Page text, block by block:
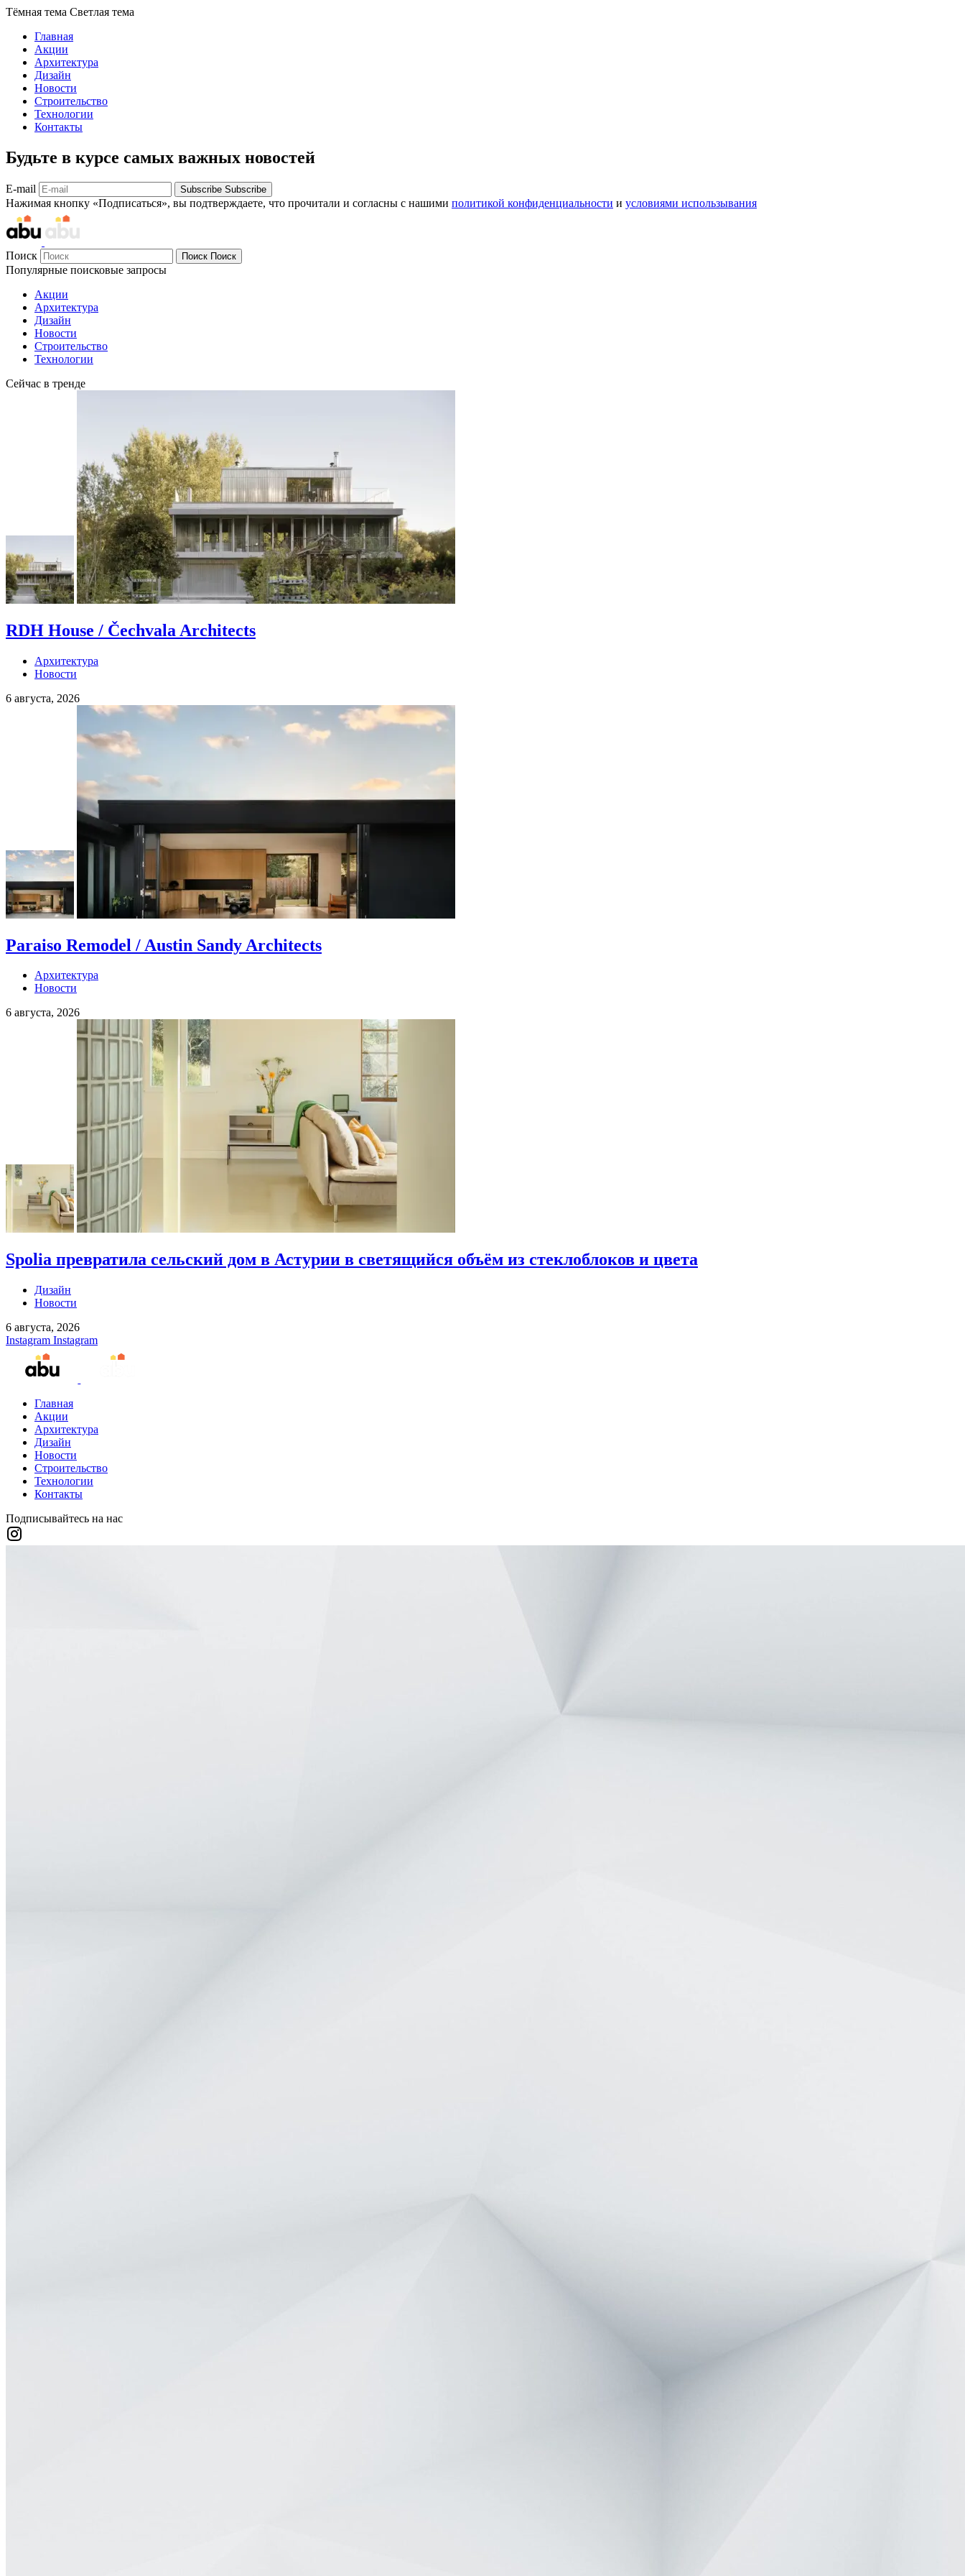
Тёмная тема Светлая тема
Главная
Акции
Архитектура
Дизайн
Новости
Строительство
Технологии
Контакты
Будьте в курсе самых важных новостей
E-mail Subscribe Subscribe
Нажимая кнопку «Подписаться», вы подтверждаете, что прочитали и согласны с нашими политикой конфиденциальности и условиями использывания
Поиск Поиск Поиск
Популярные поисковые запросы
Акции
Архитектура
Дизайн
Новости
Строительство
Технологии
Сейчас в тренде
RDH House / Čechvala Architects
Архитектура
Новости
6 августа, 2026
Paraiso Remodel / Austin Sandy Architects
Архитектура
Новости
6 августа, 2026
Spolia превратила сельский дом в Астурии в светящийся объём из стеклоблоков и цвета
Дизайн
Новости
6 августа, 2026
Instagram Instagram
Главная
Акции
Архитектура
Дизайн
Новости
Строительство
Технологии
Контакты
Подписывайтесь на нас